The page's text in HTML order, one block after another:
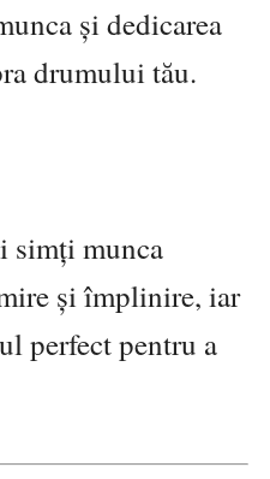
și dedicarea
drumului tău.
simți munca
și împlinire, iar
perfect pentru a